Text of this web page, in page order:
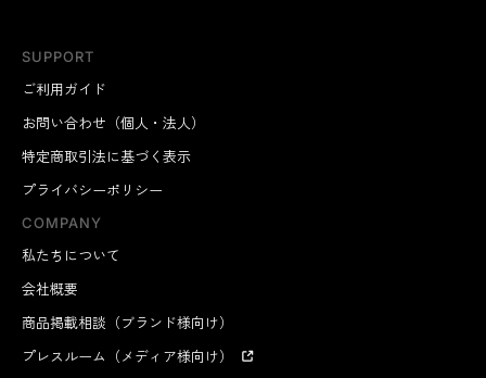
SUPPORT
ご利用ガイド
お問い合わせ（個人・法人）
特定商取引法に基づく表示
プライバシーポリシー
COMPANY
私たちについて
会社概要
商品掲載相談（ブランド様向け）
プレスルーム（メディア様向け）